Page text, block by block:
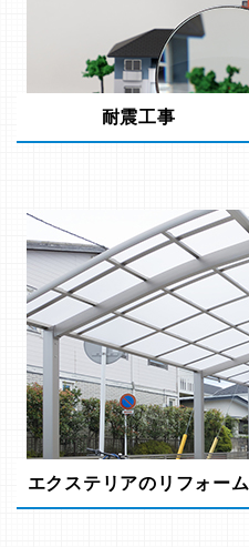
耐震工事
エクステリアのリフォーム